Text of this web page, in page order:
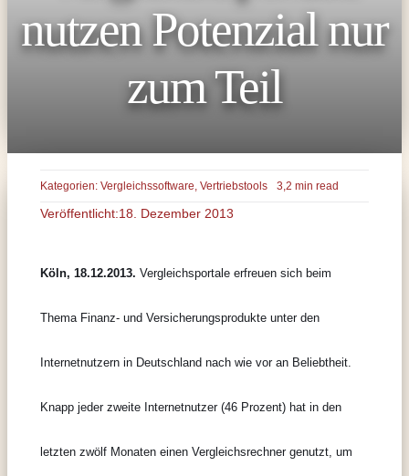
nutzen Potenzial nur
zum Teil
Kategorien: Vergleichssoftware Vertriebstools 3,2 min read
Veröffentlicht:18. Dezember 2013
Köln, 18.12.2013. Vergleichsportale erfreuen sich beim
Thema Finanz- und Versicherungsprodukte unter den
Internetnutzern in Deutschland nach wie vor an Beliebtheit.
Knapp jeder zweite Internetnutzer (46 Prozent) hat in den
letzten zwölf Monaten einen Vergleichsrechner genutzt, um